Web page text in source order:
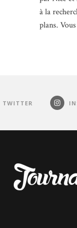
à la
plans.
TWITTER